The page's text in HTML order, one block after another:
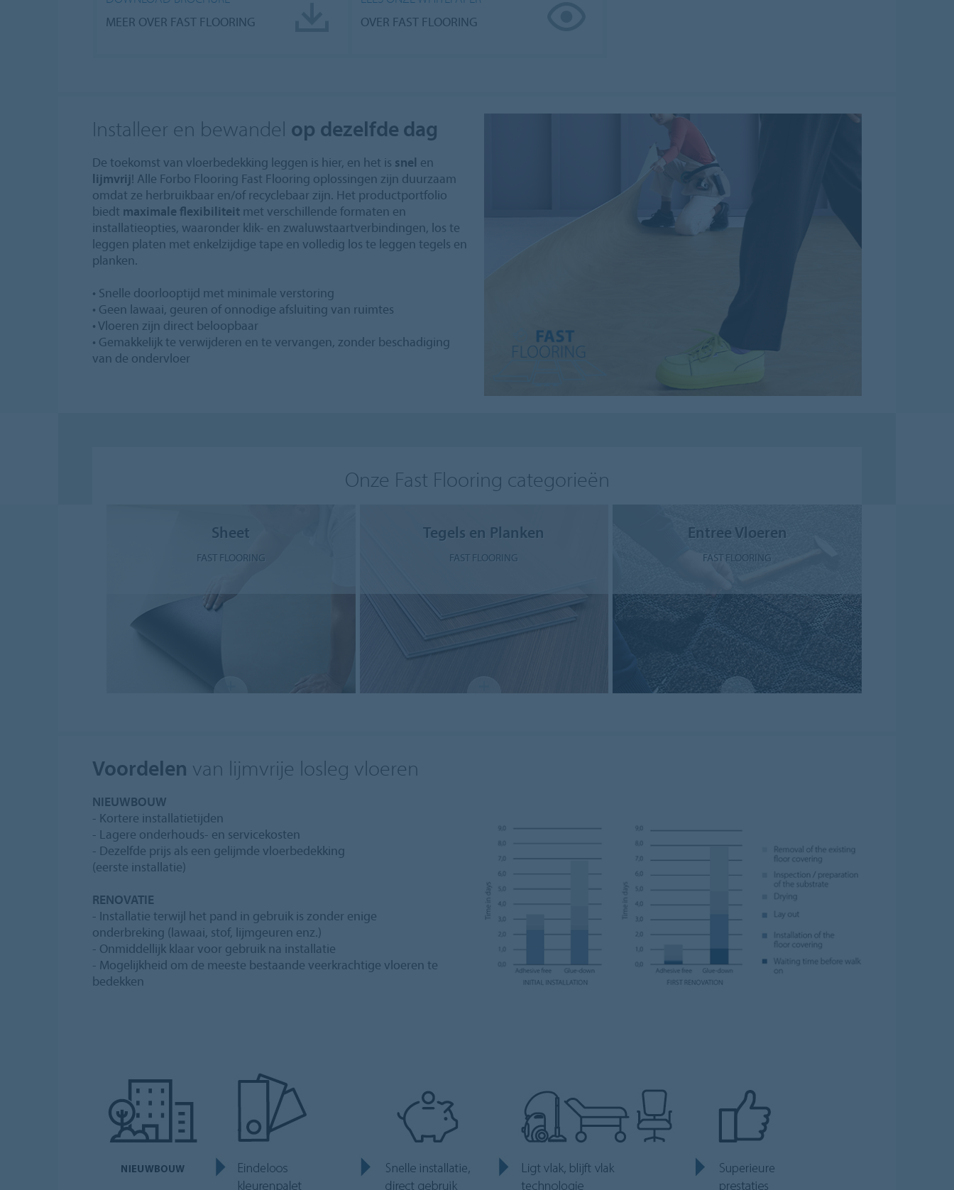
MEER OVER FAST FLOORING
OVER FAST FLOORING
Installeer en bewandel op dezelfde dag
De toekomst van vloerbedekking leggen is hier, en het is snel en
lijmvrij! Alle Forbo Flooring Fast Flooring oplossingen zijn duurzaam
omdat ze herbruikbaar en/of recyclebaar zijn. Het productportfolio
biedt maximale flexibiliteit met verschillende formaten en
installatieopties, waaronder klik- en zwaluwstaartverbindingen, los te
leggen platen met enkelzijdige tape en volledig los te leggen tegels en
planken.
• Snelle doorlooptijd met minimale verstoring
• Geen lawaai, geuren of onnodige afsluiting van ruimtes
• Vloeren zijn direct beloopbaar
• Gemakkelijk te verwijderen en te vervangen, zonder beschadiging
van de ondervloer
Onze Fast Flooring categorieën
Sheet
FAST FLOORING
Tegels en Planken
FAST FLOORING
Entree Vloeren
FAST FLOORING
Voordelen van lijmvrije losleg vloeren
NIEUWBOUW
- Kortere installatietijden
- Lagere onderhouds- en servicekosten
- Dezelfde prijs als een gelijmde vloerbedekking
(eerste installatie)
RENOVATIE
- Installatie terwijl het pand in gebruik is zonder enige
onderbreking (lawaai, stof, lijmgeuren enz.)
- Onmiddellijk klaar voor gebruik na installatie
- Mogelijkheid om de meeste bestaande veerkrachtige vloeren te
bedekken